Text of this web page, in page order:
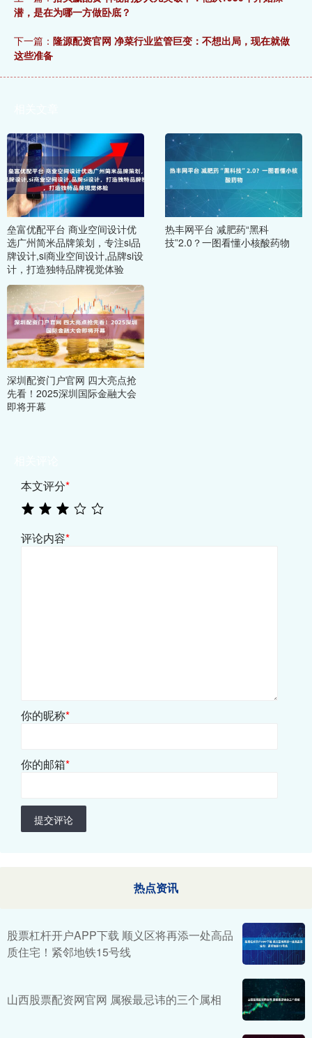
潜，是在为哪一方做卧底？
下一篇： 隆源配资官网 净菜行业监管巨变：不想出局，现在就做
这些准备
垒富优配平台 商业空间设计优
选广州简米品牌策划，专注si品
牌设计,si商业空间设计,品牌si设
计，打造独特品牌视觉体验
热丰网平台 减肥药“黑科
技”2.0？一图看懂小核酸药物
深圳配资门户官网 四大亮点抢
先看！2025深圳国际金融大会
即将开幕
本文评分*
评论内容*
你的昵称*
你的邮箱*
提交评论
热点资讯
股票杠杆开户APP下载 顺义区将再添一处高品
质住宅！紧邻地铁15号线
山西股票配资网官网 属猴最忌讳的三个属相